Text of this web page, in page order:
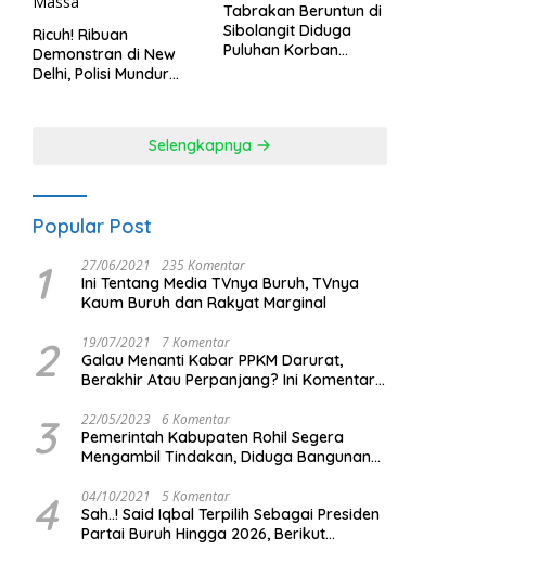
Ricuh! Ribuan
Demonstran di New
Delhi, Polisi Mundur
Tabrakan Beruntun di
Sibolangit Diduga
Puluhan Korban
Selengkapnya
Popular Post
1 27/06/2021 235 Komentar
Ini Tentang Media TVnya Buruh, TVnya
Kaum Buruh dan Rakyat Marginal
2 19/07/2021 7 Komentar
Galau Menanti Kabar PPKM Darurat,
Berakhir Atau Perpanjang? Ini Komentar
3 22/05/2023 6 Komentar
Pemerintah Kabupaten Rohil Segera
Mengambil Tindakan, Diduga Bangunan
4 04/10/2021 5 Komentar
Sah..! Said Iqbal Terpilih Sebagai Presiden
Partai Buruh Hingga 2026, Berikut